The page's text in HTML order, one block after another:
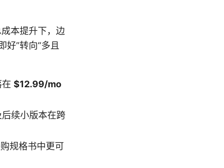
本提升下，边
好”转向“多且
$12.99/mo
后续小版本在跨
规格书中更可